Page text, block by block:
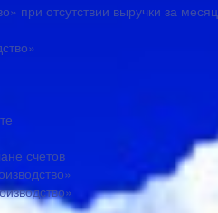
при отсутствии выручки за месяц
счетов